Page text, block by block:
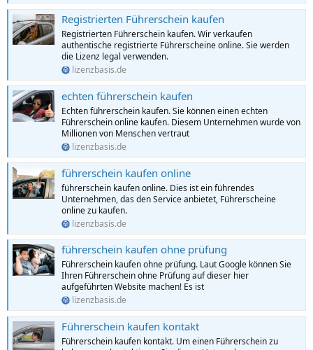
Registrierten Führerschein kaufen
Registrierten Führerschein kaufen. Wir verkaufen
authentische registrierte Führerscheine online. Sie werden
die Lizenz legal verwenden.
lizenzbasis.de
echten führerschein kaufen
Echten führerschein kaufen. Sie können einen echten
Führerschein online kaufen. Diesem Unternehmen wurde von
Millionen von Menschen vertraut
lizenzbasis.de
führerschein kaufen online
führerschein kaufen online. Dies ist ein führendes
Unternehmen, das den Service anbietet, Führerscheine
online zu kaufen.
lizenzbasis.de
führerschein kaufen ohne prüfung
Führerschein kaufen ohne prüfung. Laut Google können Sie
Ihren Führerschein ohne Prüfung auf dieser hier
aufgeführten Website machen! Es ist
lizenzbasis.de
Führerschein kaufen kontakt
Führerschein kaufen kontakt. Um einen Führerschein zu